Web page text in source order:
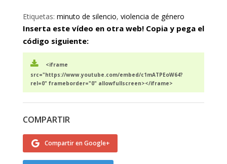
Etiquetas: minuto de silencio, violencia de género
Inserta este vídeo en otra web! Copia y pega el
código siguiente:
<iframe
src="https://www.youtube.com/embed/c1mATPEoW64?
rel=0" frameborder="0" allowfullscreen></iframe>
COMPARTIR
Compartir en Google+